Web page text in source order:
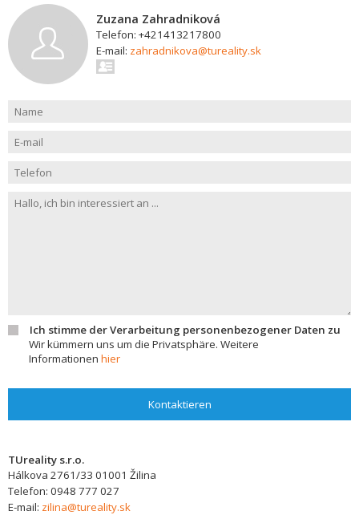
Zuzana Zahradniková
Telefon: +421413217800
E-mail: zahradnikova@tureality.sk
Ich stimme der Verarbeitung personenbezogener Daten zu
Wir kümmern uns um die Privatsphäre. Weitere
Informationen hier
Kontaktieren
TUreality s.r.o.
Hálkova 2761/33 01001 Žilina
Telefon: 0948 777 027
E-mail: zilina@tureality.sk